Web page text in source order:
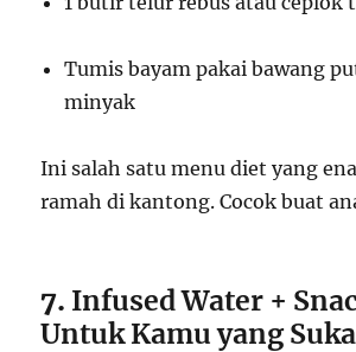
Tumis bayam pakai bawang
minyak
Ini salah satu menu diet yang
ramah di kantong. Cocok buat
7. Infused Water +
Untuk Kamu yang